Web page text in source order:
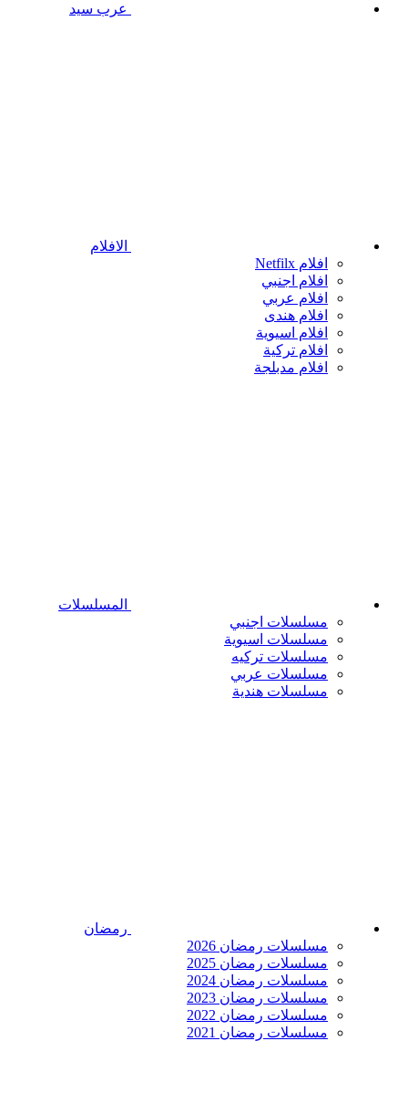
عرب سيد
الافلام
افلام Netfilx
افلام اجنبي
افلام عربي
افلام هندى
افلام اسيوية
افلام تركية
افلام مدبلجة
المسلسلات
مسلسلات اجنبي
مسلسلات اسيوية
مسلسلات تركيه
مسلسلات عربي
مسلسلات هندية
رمضان
مسلسلات رمضان 2026
مسلسلات رمضان 2025
مسلسلات رمضان 2024
مسلسلات رمضان 2023
مسلسلات رمضان 2022
مسلسلات رمضان 2021